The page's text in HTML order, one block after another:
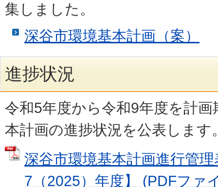
集しました。
深谷市環境基本計画（案）
進捗状況
令和5年度から令和9年度を計
本計画の進捗状況を公表します
深谷市環境基本計画進行管
7（2025）年度】 (PDFファ